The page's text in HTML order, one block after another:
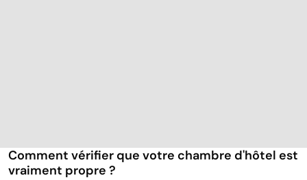
Comment vérifier que votre chambre d'hôtel est
vraiment propre ?